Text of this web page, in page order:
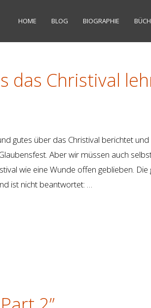
HOME BLOG BIOGRAPHIE
das Christival
gutes über das Christival berichtet
Aber wir müssen auch
wie eine Wunde offen geblieben. Die
ist nicht beantwortet: …